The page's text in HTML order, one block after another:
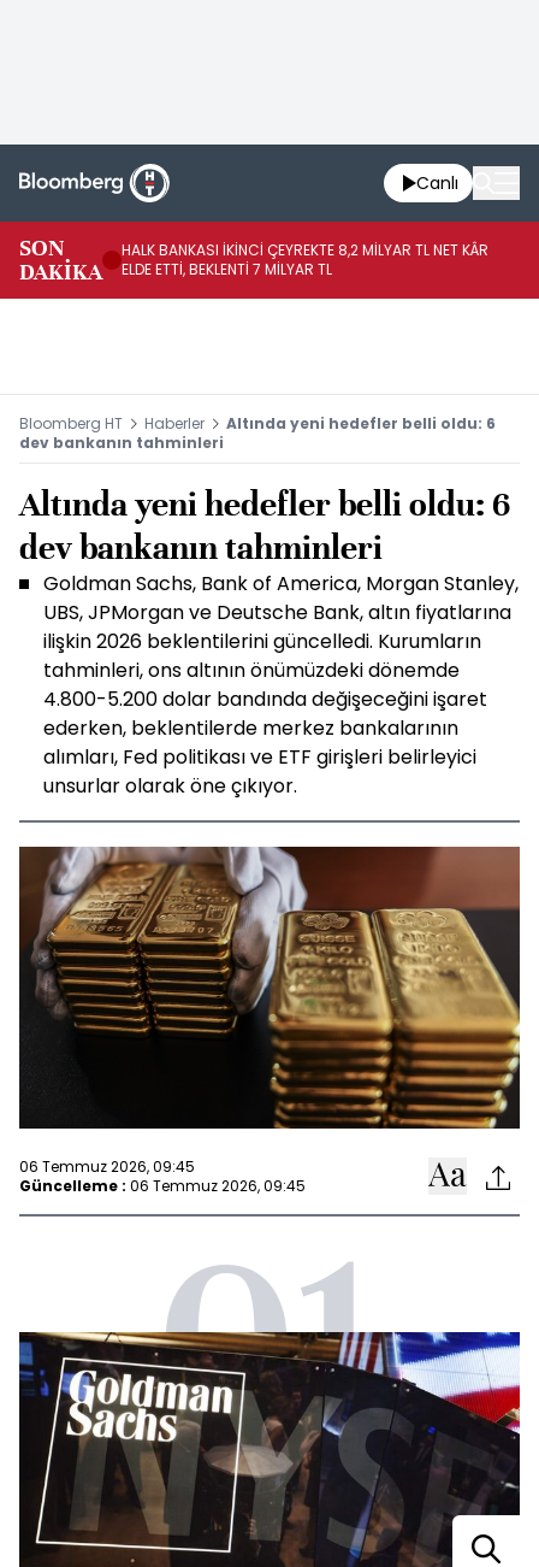
Canlı
SON
DAKİKA
HALK BANKASI İKİNCİ ÇEYREKTE 8,2 MİLYAR TL NET KÂR
ELDE ETTİ, BEKLENTİ 7 MİLYAR TL
Bloomberg HT Haberler
Altında yeni hedefler belli oldu: 6
dev bankanın tahminleri
Altında yeni hedefler belli oldu: 6
dev bankanın tahminleri
Goldman Sachs, Bank of America, Morgan Stanley,
UBS, JPMorgan ve Deutsche Bank, altın fiyatlarına
ilişkin 2026 beklentilerini güncelledi. Kurumların
tahminleri, ons altının önümüzdeki dönemde
4.800-5.200 dolar bandında değişeceğini işaret
ederken, beklentilerde merkez bankalarının
alımları, Fed politikası ve ETF girişleri belirleyici
unsurlar olarak öne çıkıyor.
06 Temmuz 2026, 09:45
Güncelleme : 06 Temmuz 2026, 09:45
01